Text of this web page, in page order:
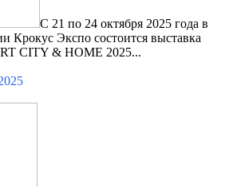
С 21 по 24 октября 2025 года в
Крокус Экспо состоится выставка
CITY & HOME 2025...